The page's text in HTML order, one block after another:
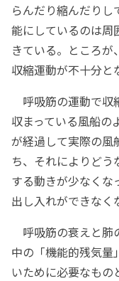
らんだり縮んだり
能にしているのは周
きている。ところが
収縮運動が不十分と
呼吸筋の運動で収
収まっている風船の
が経過して実際の風
ち、それによりどう
する動きが少なくな
出し入れができなく
呼吸筋の衰えと肺
中の「機能的残気量
いために必要なもの